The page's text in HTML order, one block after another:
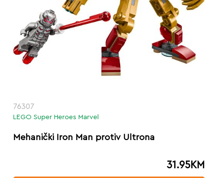
76307
LEGO Super Heroes Marvel
Mehanički Iron Man protiv Ultrona
31.95KM